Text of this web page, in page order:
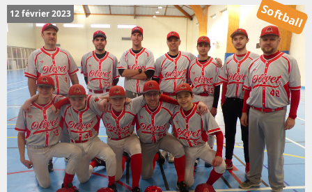
Softball
12 février 2023